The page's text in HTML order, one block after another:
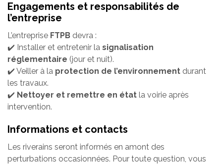
Engagements et responsabilités de
l’entreprise
L’entreprise FTPB devra :
✔️ Installer et entretenir la signalisation
réglementaire (jour et nuit).
✔️ Veiller à la protection de l’environnement durant
les travaux.
✔️ Nettoyer et remettre en état la voirie après
intervention.
Informations et contacts
Les riverains seront informés en amont des
perturbations occasionnées. Pour toute question, vous